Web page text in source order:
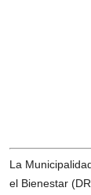
La
el Bienestar